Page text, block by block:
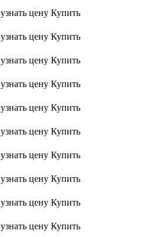
узнать цену Купить
узнать цену Купить
узнать цену Купить
узнать цену Купить
узнать цену Купить
узнать цену Купить
узнать цену Купить
узнать цену Купить
узнать цену Купить
узнать цену Купить